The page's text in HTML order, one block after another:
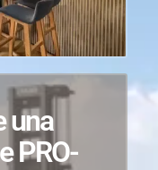
una
PRO-